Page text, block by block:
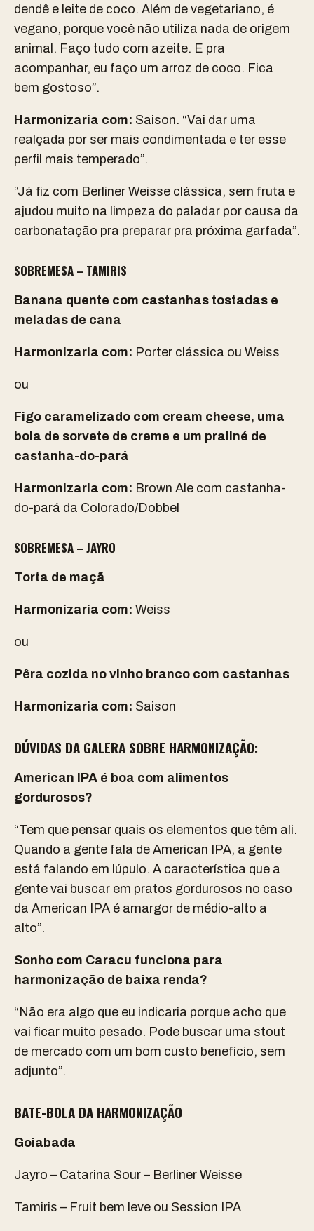
dendê e leite de coco. Além de vegetariano, é
vegano, porque você não utiliza nada de origem
animal. Faço tudo com azeite. E pra
acompanhar, eu faço um arroz de coco. Fica
bem gostoso”.
Harmonizaria com: Saison. “Vai dar uma
realçada por ser mais condimentada e ter esse
perfil mais temperado”.
“Já fiz com Berliner Weisse clássica, sem fruta e
ajudou muito na limpeza do paladar por causa da
carbonatação pra preparar pra próxima garfada”.
SOBREMESA – TAMIRIS
Banana quente com castanhas tostadas e
meladas de cana
Harmonizaria com: Porter clássica ou Weiss
ou
Figo caramelizado com cream cheese, uma
bola de sorvete de creme e um praliné de
castanha-do-pará
Harmonizaria com: Brown Ale com castanha-
do-pará da Colorado/Dobbel
SOBREMESA – JAYRO
Torta de maçã
Harmonizaria com: Weiss
ou
Pêra cozida no vinho branco com castanhas
Harmonizaria com: Saison
DÚVIDAS DA GALERA SOBRE HARMONIZAÇÃO:
American IPA é boa com alimentos
gordurosos?
“Tem que pensar quais os elementos que têm ali.
Quando a gente fala de American IPA, a gente
está falando em lúpulo. A característica que a
gente vai buscar em pratos gordurosos no caso
da American IPA é amargor de médio-alto a
alto”.
Sonho com Caracu funciona para
harmonização de baixa renda?
“Não era algo que eu indicaria porque acho que
vai ficar muito pesado. Pode buscar uma stout
de mercado com um bom custo benefício, sem
adjunto”.
BATE-BOLA DA HARMONIZAÇÃO
Goiabada
Jayro – Catarina Sour – Berliner Weisse
Tamiris – Fruit bem leve ou Session IPA